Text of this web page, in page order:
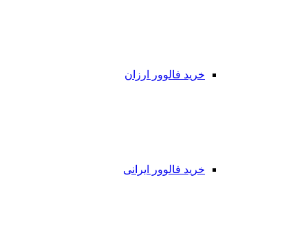
خرید فالوور ارزان
خرید فالوور ایرانی